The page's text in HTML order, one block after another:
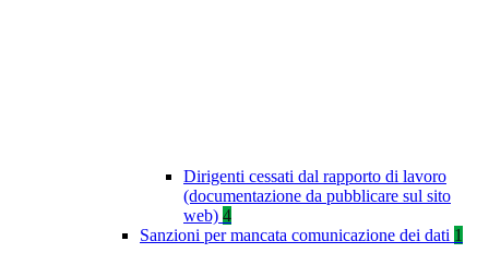
Dirigenti cessati dal rapporto di lavoro
(documentazione da pubblicare sul sito
web) 4
Sanzioni per mancata comunicazione dei dati 1